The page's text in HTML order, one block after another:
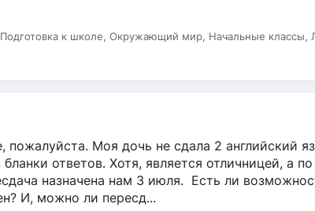
к школе, Окружающий мир, Начальные классы,
пожалуйста. Моя дочь не сдала 2 английский
ответов. Хотя, является отличницей, а
назначена нам 3 июля. Есть ли
И, можно ли пересд...